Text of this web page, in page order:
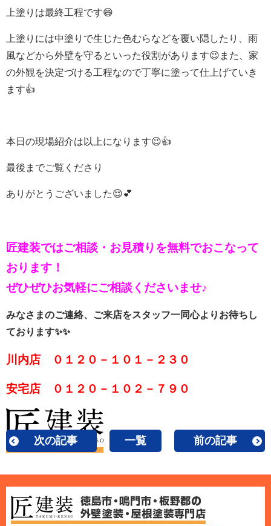
上塗りは最終工程です😄
上塗りには中塗りで生じた色むらなどを覆い隠したり、雨
風などから外壁を守るといった役割があります😉また、家
の外観を決定づける工程なので丁寧に塗って仕上げていき
ます👍
本日の現場紹介は以上になります😉👍
最後までご覧くださり
ありがとうございました😌💕
匠建装ではご相談・お見積りを無料でおこなって
おります！
ぜひぜひお気軽にご相談くださいませ♪
みなさまのご連絡、ご来店をスタッフ一同心よりお待ちし
ております✨✨
川内店 ０１２０－１０１－２３０
安宅店 ０１２０－１０２－７９０
次の記事 一覧 前の記事